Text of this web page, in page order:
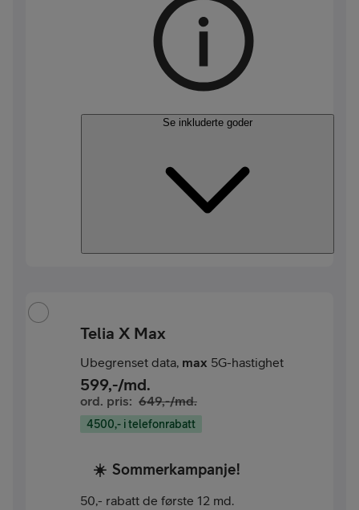
Se inkluderte goder
Telia X Max
Ubegrenset data, max 5G-hastighet
599,-/md.
ord. pris: 649,-/md.
4500,- i telefonrabatt
☀️ Sommerkampanje!
50,- rabatt de første 12 md.